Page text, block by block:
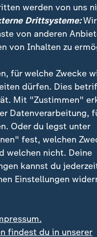
dieGrünenals
ist so nicht
stehen", sagt
Krise
werde den
Woche im
dann
werden von uns
Drittsysteme:
von anderen
von Inhalten zu
für welche Zwecke
dürfen. Dies
Mit "Zustimmen"
Datenverarbeitung,
Oder du legst unter
fest, welchen
welchen nicht. Deine
kannst du
Einstellungen
findest du in unserer